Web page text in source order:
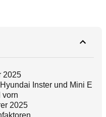
2025
Inster und Mini E
vorn
2025